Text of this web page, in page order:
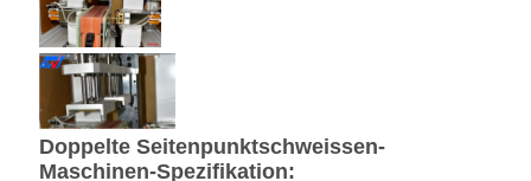
Doppelte Seitenpunktschweissen-
Maschinen-Spezifikation: